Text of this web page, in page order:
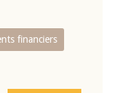
financiers